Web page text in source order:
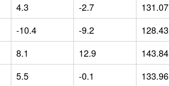
4.3 -2.7 131.07
-10.4 -9.2 128.43
8.1 12.9 143.84
5.5 -0.1 133.96